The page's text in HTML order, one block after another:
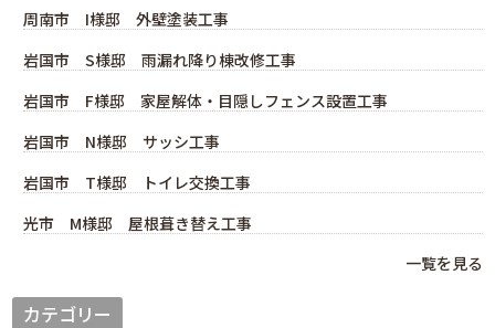
周南市 I様邸 外壁塗装工事
岩国市 S様邸 雨漏れ降り棟改修工事
岩国市 F様邸 家屋解体・目隠しフェンス設置工事
岩国市 N様邸 サッシ工事
岩国市 T様邸 トイレ交換工事
光市 M様邸 屋根葺き替え工事
一覧を見る
カテゴリー